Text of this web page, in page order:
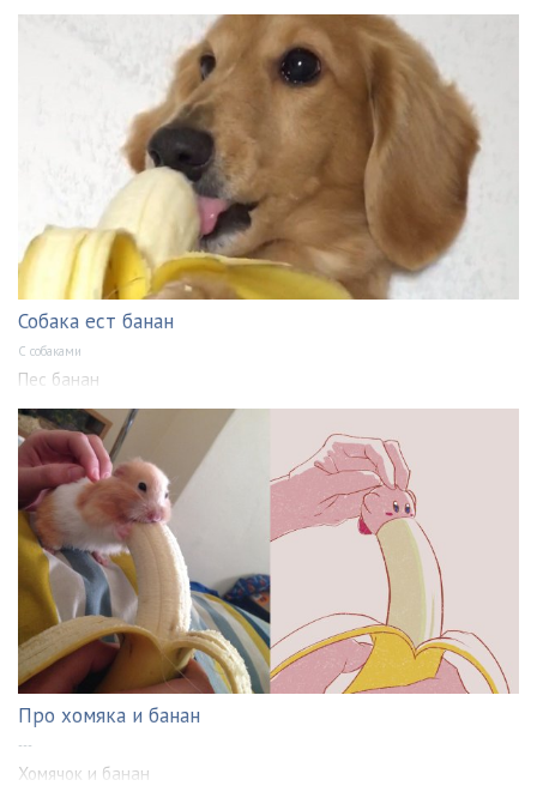
Собака ест банан
С собаками
Пес банан
Про хомяка и банан
---
Хомячок и банан